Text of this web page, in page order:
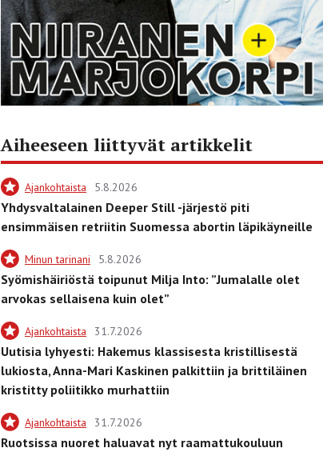
Aiheeseen liittyvät artikkelit
Ajankohtaista 5.8.2026
Yhdysvaltalainen Deeper Still -järjestö piti
ensimmäisen retriitin Suomessa abortin läpikäyneille
Minun tarinani 5.8.2026
Syömishäiriöstä toipunut Milja Into: ”Jumalalle olet
arvokas sellaisena kuin olet”
Ajankohtaista 31.7.2026
Uutisia lyhyesti: Hakemus klassisesta kristillisestä
lukiosta, Anna-Mari Kaskinen palkittiin ja brittiläinen
kristitty poliitikko murhattiin
Ajankohtaista 31.7.2026
Ruotsissa nuoret haluavat nyt raamattukouluun